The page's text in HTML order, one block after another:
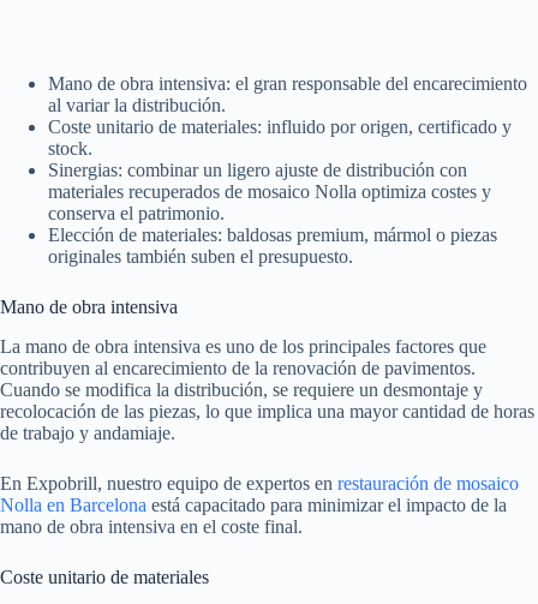
Mano de obra intensiva: el gran responsable del encarecimiento
al variar la distribución.
Coste unitario de materiales: influido por origen, certificado y
stock.
Sinergias: combinar un ligero ajuste de distribución con
materiales recuperados de mosaico Nolla optimiza costes y
conserva el patrimonio.
Elección de materiales: baldosas premium, mármol o piezas
originales también suben el presupuesto.
Mano de obra intensiva
La mano de obra intensiva es uno de los principales factores que
contribuyen al encarecimiento de la renovación de pavimentos.
Cuando se modifica la distribución, se requiere un desmontaje y
recolocación de las piezas, lo que implica una mayor cantidad de horas
de trabajo y andamiaje.
En Expobrill, nuestro equipo de expertos en restauración de mosaico
Nolla en Barcelona está capacitado para minimizar el impacto de la
mano de obra intensiva en el coste final.
Coste unitario de materiales